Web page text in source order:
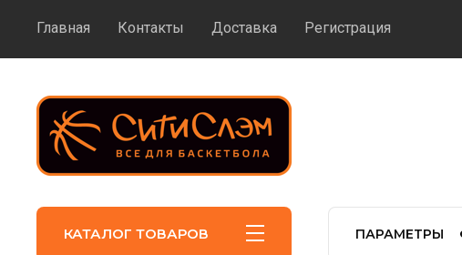
Главная Контакты Доставка Регистрация
КАТАЛОГ ТОВАРОВ ПАРАМЕТРЫ